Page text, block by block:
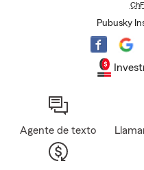
Pubusky
Agente de texto